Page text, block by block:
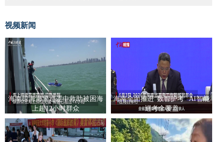
视频新闻
海南琼海海警巡逻中救助被困海
上超12小时群众
海南全面推进“数智护考” AI智能
巡考全覆盖